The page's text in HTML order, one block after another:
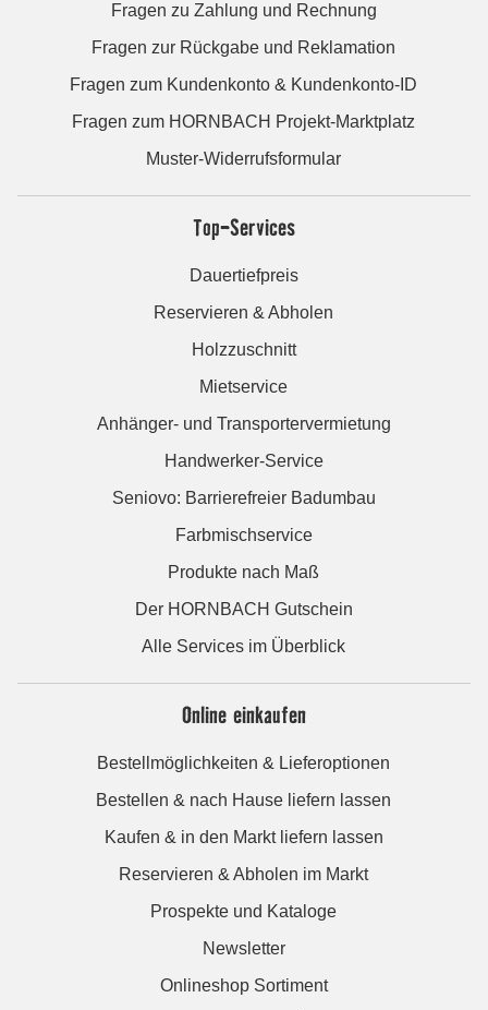
Fragen zu Zahlung und Rechnung
Fragen zur Rückgabe und Reklamation
Fragen zum Kundenkonto & Kundenkonto-ID
Fragen zum HORNBACH Projekt-Marktplatz
Muster-Widerrufsformular
Top-Services
Dauertiefpreis
Reservieren & Abholen
Holzzuschnitt
Mietservice
Anhänger- und Transportervermietung
Handwerker-Service
Seniovo: Barrierefreier Badumbau
Farbmischservice
Produkte nach Maß
Der HORNBACH Gutschein
Alle Services im Überblick
Online einkaufen
Bestellmöglichkeiten & Lieferoptionen
Bestellen & nach Hause liefern lassen
Kaufen & in den Markt liefern lassen
Reservieren & Abholen im Markt
Prospekte und Kataloge
Newsletter
Onlineshop Sortiment